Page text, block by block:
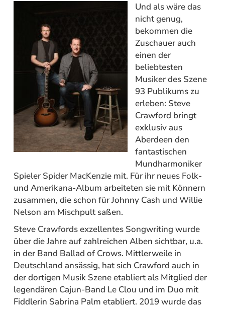
Und als wäre das
nicht genug,
bekommen die
Zuschauer auch
einen der
beliebtesten
Musiker des Szene
93 Publikums zu
erleben: Steve
Crawford bringt
exklusiv aus
Aberdeen den
fantastischen
Mundharmoniker
Spieler Spider MacKenzie mit. Für ihr neues Folk-
und Amerikana-Album arbeiteten sie mit Könnern
zusammen, die schon für Johnny Cash und Willie
Nelson am Mischpult saßen.
Steve Crawfords exzellentes Songwriting wurde
über die Jahre auf zahlreichen Alben sichtbar, u.a.
in der Band Ballad of Crows. Mittlerweile in
Deutschland ansässig, hat sich Crawford auch in
der dortigen Musik Szene etabliert als Mitglied der
legendären Cajun-Band Le Clou und im Duo mit
Fiddlerin Sabrina Palm etabliert. 2019 wurde das